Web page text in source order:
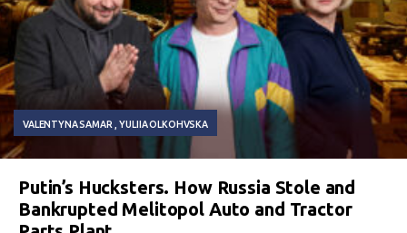
VALENTYNA SAMAR YULIIA OLKOHVSKA
Putin’s Hucksters. How Russia Stole and
Bankrupted Melitopol Auto and Tractor